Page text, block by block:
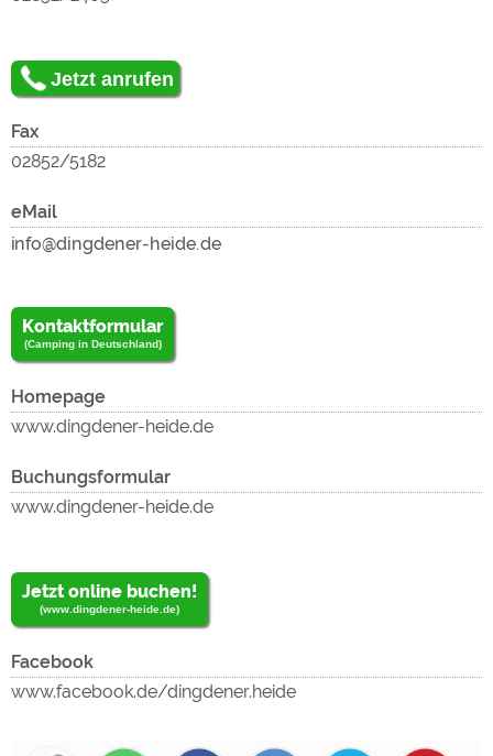
Jetzt anrufen
Fax
02852/5182
eMail
Kontaktformular
(Camping in Deutschland)
Homepage
www.dingdener-heide.de
Buchungsformular
www.dingdener-heide.de
Jetzt online buchen!
(www.dingdener-heide.de)
Facebook
www.facebook.de/dingdener.heide
zu